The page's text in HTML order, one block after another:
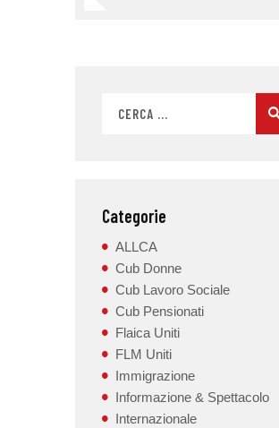
Categorie
ALLCA
Cub Donne
Cub Lavoro Sociale
Cub Pensionati
Flaica Uniti
FLM Uniti
Immigrazione
Informazione & Spettacolo
Internazionale